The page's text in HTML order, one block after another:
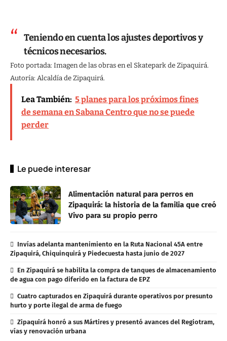
Teniendo en cuenta los ajustes deportivos y
técnicos necesarios.
Foto portada: Imagen de las obras en el Skatepark de Zipaquirá.
Autoría: Alcaldía de Zipaquirá.
Lea También: 5 planes para los próximos fines
de semana en Sabana Centro que no se puede
perder
Le puede interesar
Alimentación natural para perros en
Zipaquirá: la historia de la familia que creó
Vivo para su propio perro
Invías adelanta mantenimiento en la Ruta Nacional 45A entre
Zipaquirá, Chiquinquirá y Piedecuesta hasta junio de 2027
En Zipaquirá se habilita la compra de tanques de almacenamiento
de agua con pago diferido en la factura de EPZ
Cuatro capturados en Zipaquirá durante operativos por presunto
hurto y porte ilegal de arma de fuego
Zipaquirá honró a sus Mártires y presentó avances del Regiotram,
vías y renovación urbana